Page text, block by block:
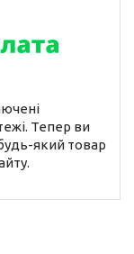
Тепер ви
який товар